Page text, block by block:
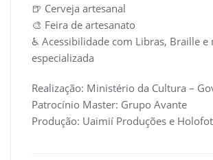
🍺 Cerveja artesanal
🎨 Feira de artesanato
♿ Acessibilidade com Libras, Braille
especializada
Realização: Ministério da Cultura –
Patrocínio Master: Grupo Avante
Produção: Uaimií Produções e